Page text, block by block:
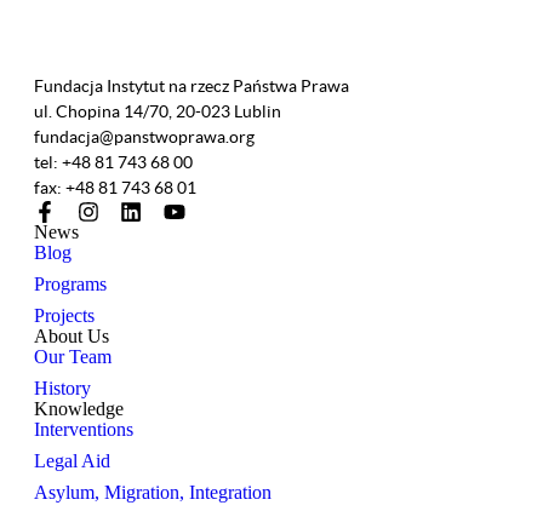
Fundacja Instytut na rzecz Państwa Prawa
ul. Chopina 14/70, 20-023 Lublin
fundacja@panstwoprawa.org
tel: +48 81 743 68 00
fax: +48 81 743 68 01
News
Blog
Programs
Projects
About Us
Our Team
History
Knowledge
Interventions
Legal Aid
Asylum, Migration, Integration